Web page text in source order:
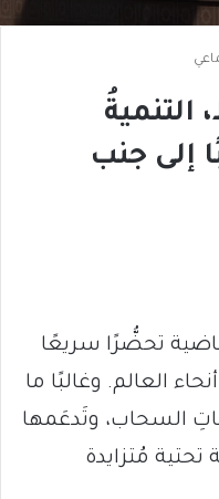
إلى جنب
تحضُّرًا سريعًا
العالم. وغالبًا ما
السحاب، وتَدعَمها
تحتية مُتزايدة